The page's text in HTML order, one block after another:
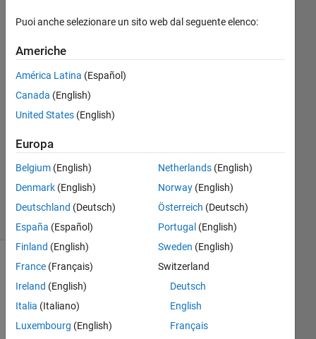
Rezwanur
3 Lug
2019
2
8 Lug 2019
17
Visualizzazioni
(30 giorni)
Puoi anche selezionare un sito web dal seguente elenco:
Americhe
América Latina (Español)
Canada (English)
United States (English)
Europa
Belgium (English)
Denmark (English)
Deutschland (Deutsch)
España (Español)
Finland (English)
France (Français)
Ireland (English)
Italia (Italiano)
Luxembourg (English)
Netherlands(English)
Norway(English)
Österreich (Deutsch)
Portugal (English)
Sweden (English)
Switzerland
Deutsch
English
Français